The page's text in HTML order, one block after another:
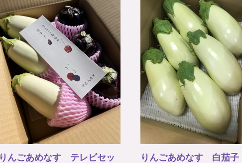
りんごあめなす テレビセッ
りんごあめなす 白茄